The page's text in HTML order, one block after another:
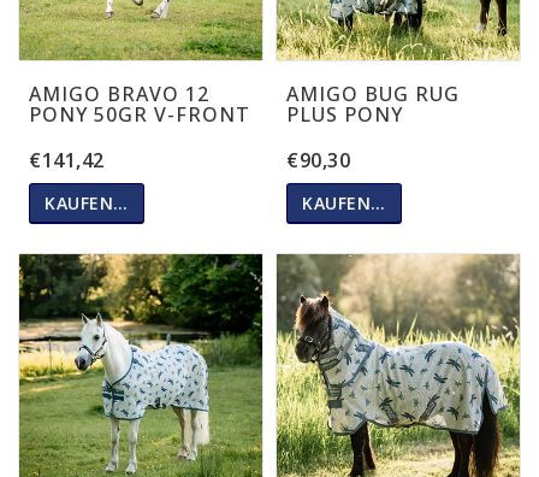
AMIGO BRAVO 12
PONY 50GR V-FRONT
€141,42
KAUFEN…
AMIGO BUG RUG
PLUS PONY
€90,30
KAUFEN…